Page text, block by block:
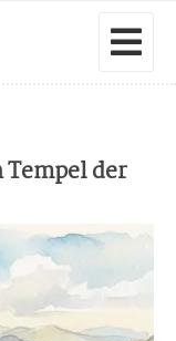
der